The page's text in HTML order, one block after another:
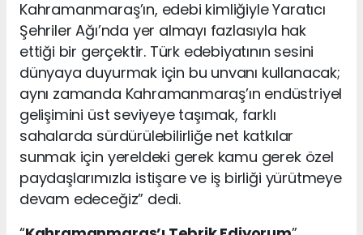
Kahramanmaraş’ın, edebi kimliğiyle Yaratıcı
Şehriler Ağı’nda yer almayı fazlasıyla hak
ettiği bir gerçektir. Türk edebiyatının sesini
dünyaya duyurmak için bu unvanı kullanacak;
aynı zamanda Kahramanmaraş’ın endüstriyel
gelişimini üst seviyeye taşımak, farklı
sahalarda sürdürülebilirliğe net katkılar
sunmak için yereldeki gerek kamu gerek özel
paydaşlarımızla istişare ve iş birliği yürütmeye
devam edeceğiz” dedi.